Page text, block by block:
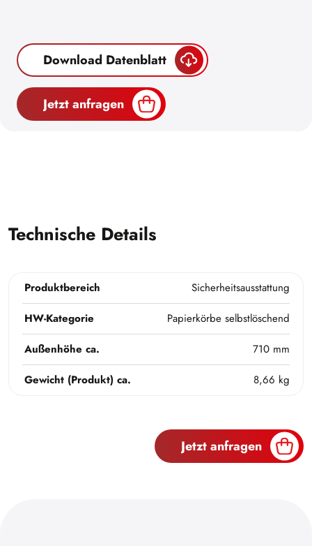
Download Datenblatt
Jetzt anfragen
Technische Details
Produktbereich
Sicherheitsausstattung
HW-Kategorie
Papierkörbe selbstlöschend
Außenhöhe ca.
710 mm
Gewicht (Produkt) ca.
8,66 kg
Jetzt anfragen